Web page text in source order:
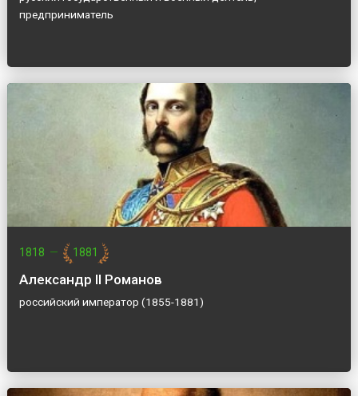
предприниматель
1818 — 1881
Александр II Романов
российский император (1855-1881)